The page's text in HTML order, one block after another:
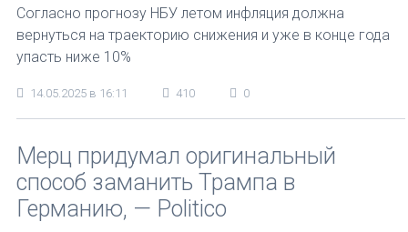
Согласно прогнозу НБУ летом инфляция должна
вернуться на траекторию снижения и уже в конце года
упасть ниже 10%
14.05.2025 в 16:11 410 0
Мерц придумал оригинальный
способ заманить Трампа в
Германию, — Politico